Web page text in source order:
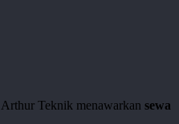
Teknik menawarkan sewa